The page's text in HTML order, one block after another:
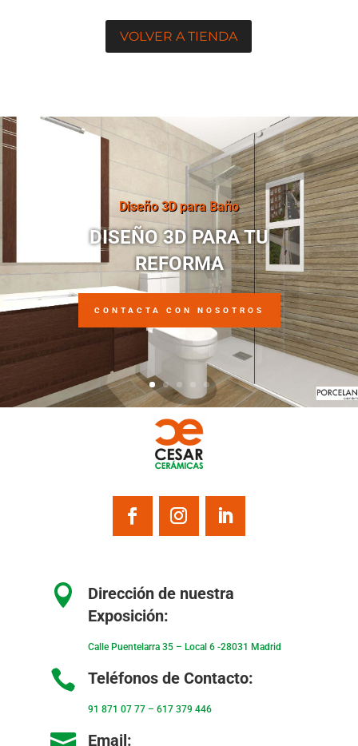
VOLVER A TIENDA
Diseño 3D para Baño
DISEÑO 3D PARA TU
REFORMA
CONTACTA CON NOSOTROS

Dirección de nuestra
Exposición:
Calle Puentelarra 35 – Local 6 -28031 Madrid
 Teléfonos de Contacto:
91 871 07 77– 617 379 446
Email: